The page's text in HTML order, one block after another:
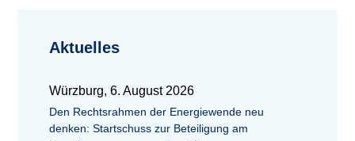
Aktuelles
Würzburg, 6. August 2026
Den Rechtsrahmen der Energiewende neu
denken: Startschuss zur Beteiligung am